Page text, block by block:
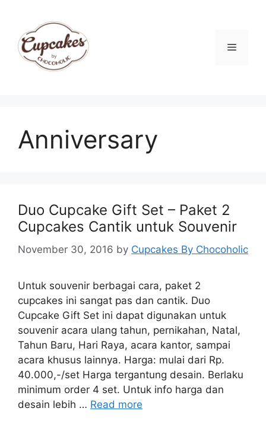
content
Menu
Anniversary
Duo Cupcake Gift Set – Paket 2
Cupcakes Cantik untuk Souvenir
November 30, 2016 by Cupcakes By Chocoholic
Untuk souvenir berbagai cara, paket 2
cupcakes ini sangat pas dan cantik. Duo
Cupcake Gift Set ini dapat digunakan untuk
souvenir acara ulang tahun, pernikahan, Natal,
Tahun Baru, Hari Raya, acara kantor, sampai
acara khusus lainnya. Harga: mulai dari Rp.
40.000,-/set Harga tergantung desain. Berlaku
minimum order 4 set. Untuk info harga dan
desain lebih … Read more